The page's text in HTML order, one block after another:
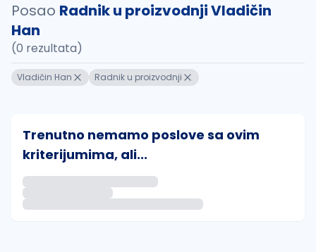
Posao Radnik u proizvodnji Vladičin
Han
(0 rezultata)
Vladičin Han Radnik u proizvodnji
Trenutno nemamo poslove sa ovim
kriterijumima, ali...